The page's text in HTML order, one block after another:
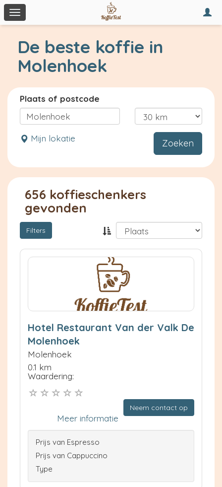
Toggle
navigation
De beste koffie in
Molenhoek
Plaats of postcode
Mijn lokatie Zoeken
656 koffieschenkers
gevonden
Filters
Hotel Restaurant Van der Valk De
Molenhoek
Molenhoek
0.1 km
Waardering:
Neem contact op
Meer informatie
Prijs van Espresso
Prijs van Cappuccino
Type